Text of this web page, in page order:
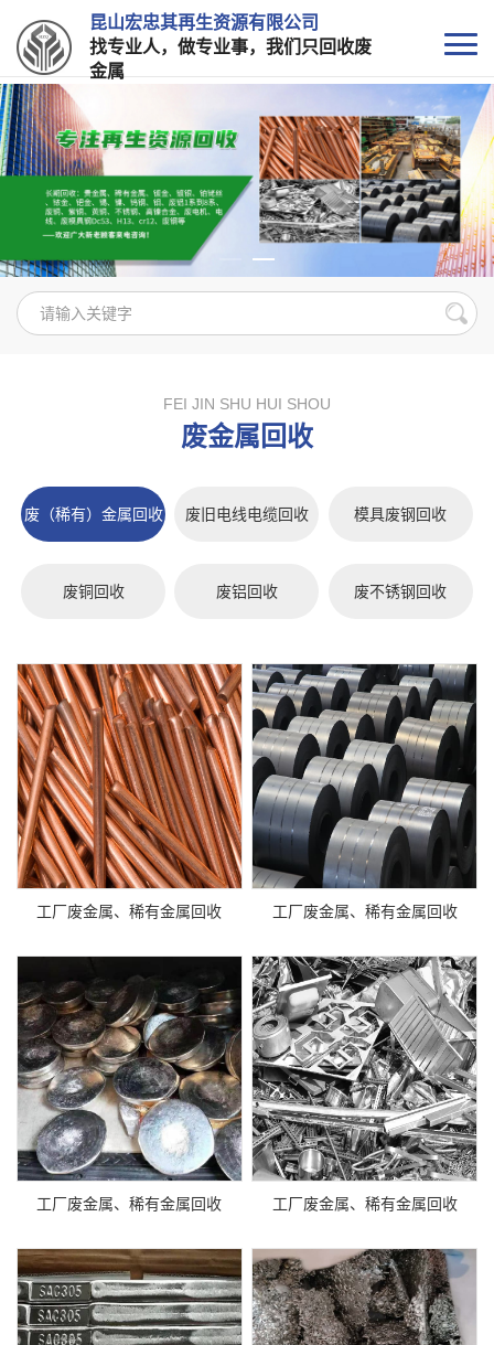
昆山宏忠其再生资源有限公司
找专业人，做专业事，我们只回收废
金属
FEI JIN SHU HUI SHOU
废金属回收
废（稀有）金属回收 废旧电线电缆回收 模具废钢回收
废铜回收 废铝回收 废不锈钢回收
工厂废金属、稀有金属回收 工厂废金属、稀有金属回收
工厂废金属、稀有金属回收 工厂废金属、稀有金属回收